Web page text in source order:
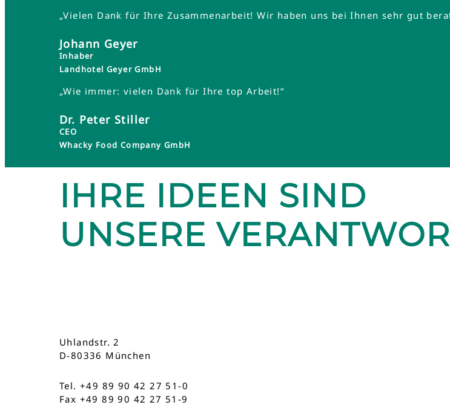
„Vielen Dank für Ihre Zusammenarbeit! Wir haben uns bei Ihnen sehr gut
Johann Geyer
Inhaber
Landhotel Geyer GmbH
„Wie immer: vielen Dank für Ihre top Arbeit!“
Dr. Peter Stiller
CEO
Whacky Food Company GmbH
IHRE IDEEN SIND
UNSERE
Uhlandstr. 2
D-80336 München
Tel. +49 89 90 42 27 51-0
Fax +49 89 90 42 27 51-9